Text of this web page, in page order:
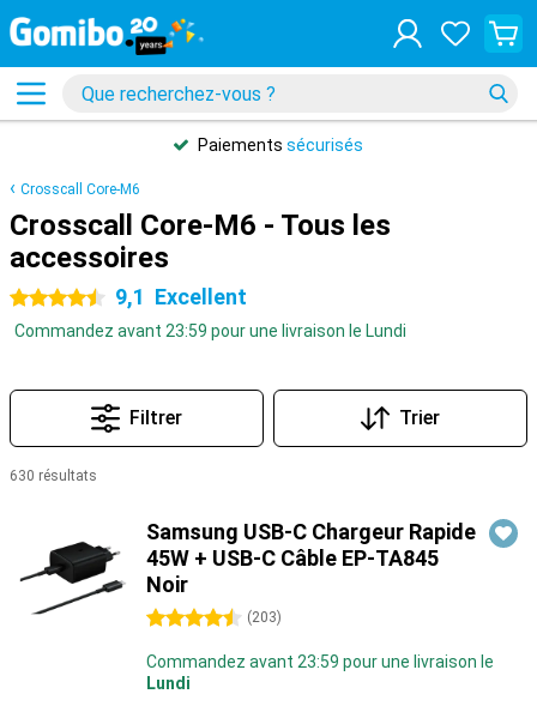
Paiements sécurisés
Crosscall Core-M6
Crosscall Core-M6 - Tous les
accessoires
4.5 étoiles 9,1 Excellent
Commandez avant 23:59 pour une livraison le Lundi
Filtrer Trier
630 résultats
Samsung USB-C Chargeur Rapide
45W + USB-C Câble EP-TA845
Noir
4.5 étoiles (203)
Commandez avant 23:59 pour une livraison le
Lundi